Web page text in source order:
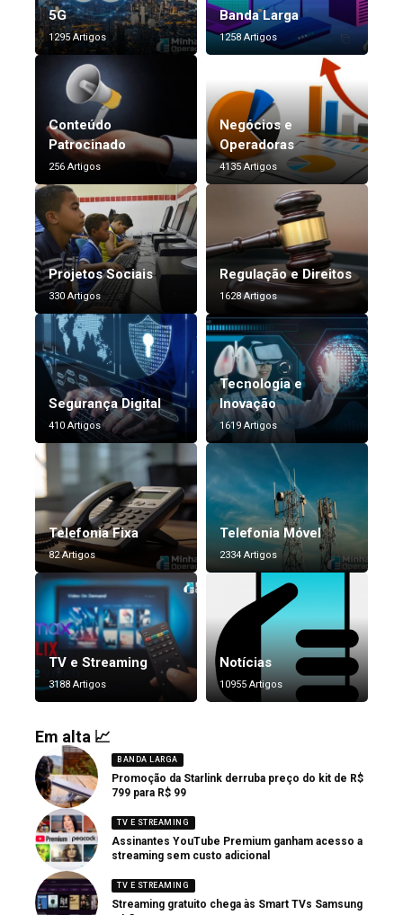
5G
1295 Artigos
Banda Larga
1258 Artigos
Conteúdo
Patrocinado
256 Artigos
Negócios e
Operadoras
4135 Artigos
Projetos Sociais
330 Artigos
Regulação e Direitos
1628 Artigos
Segurança Digital
410 Artigos
Tecnologia e
Inovação
1619 Artigos
Telefonia Fixa
82 Artigos
Telefonia Móvel
2334 Artigos
TV e Streaming
3188 Artigos
Notícias
10955 Artigos
Em alta 📈
BANDA LARGA
Promoção da Starlink derruba preço do kit de R$
799 para R$ 99
TV E STREAMING
Assinantes YouTube Premium ganham acesso a
streaming sem custo adicional
TV E STREAMING
Streaming gratuito chega às Smart TVs Samsung